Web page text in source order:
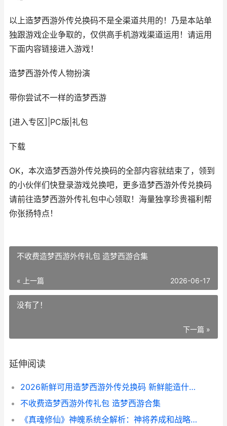
以上造梦西游外传兑换码不是全渠道共用的！乃是本站单
独跟游戏企业争取的，仅供高手机游戏渠道运用！请运用
下面内容链接进入游戏！
造梦西游外传人物扮演
带你尝试不一样的造梦西游
[进入专区] PC版 礼包
下载
OK，本次造梦西游外传兑换码的全部内容就结束了，领到
的小伙伴们快登录游戏兑换吧，更多造梦西游外传兑换码
请前往造梦西游外传礼包中心领取！海量独享珍贵福利帮
你张扬特点！
不收费造梦西游外传礼包 造梦西游合集
« 上一篇 2026-06-17
没有了！
下一篇 »
延伸阅读
2026新鲜可用造梦西游外传兑换码 新鲜能造什么句
不收费造梦西游外传礼包 造梦西游合集
《真魂修仙》神魄系统全解析：神将养成和战略组合指导 真魂装备